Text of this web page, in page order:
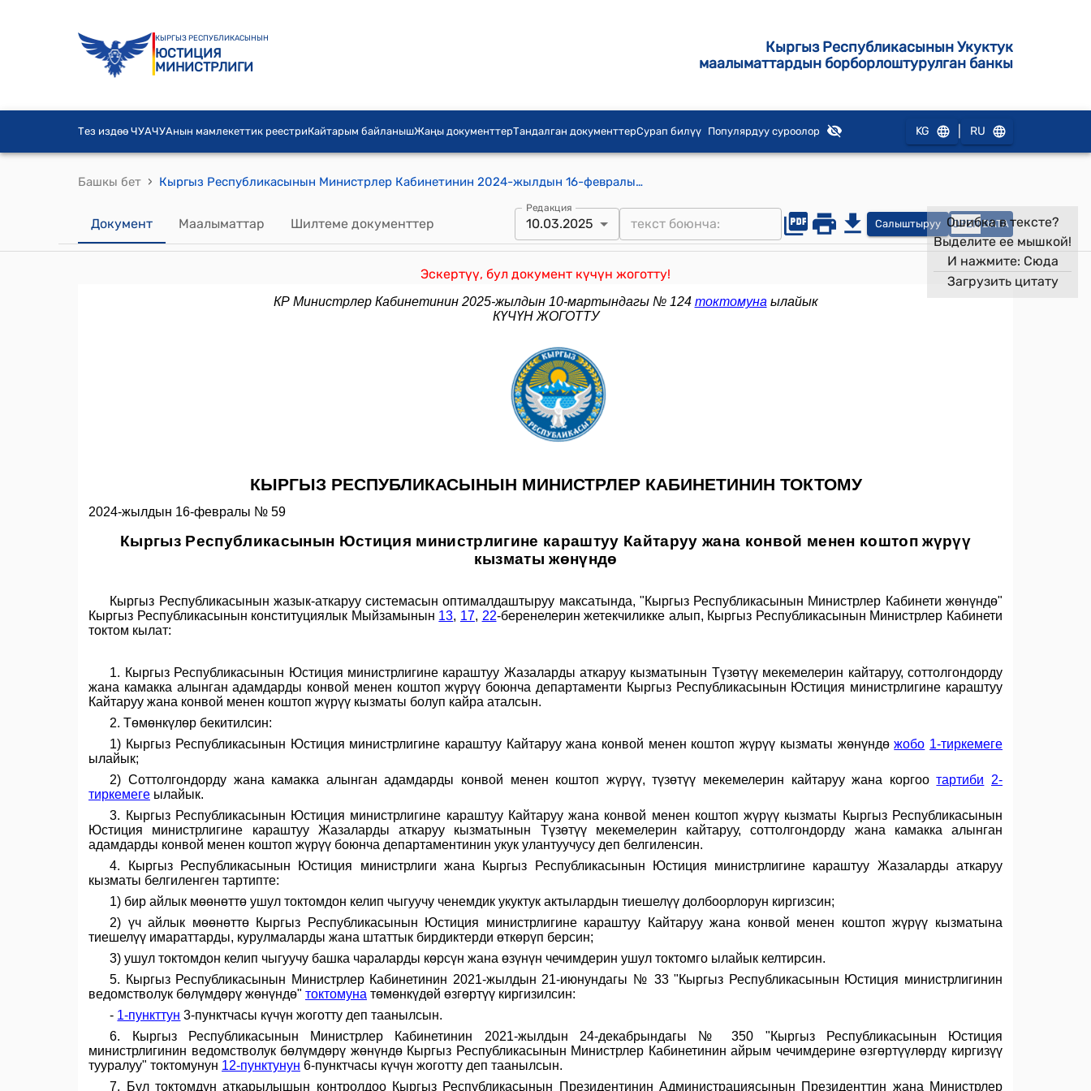
КЫРГЫЗ РЕСПУБЛИКАСЫНЫН
ЮСТИЦИЯ
МИНИСТРЛИГИ
Кыргыз Республикасынын Укуктук
маалыматтардын борборлоштурулган банкы
Тез издөө ЧУАЧУАнын мамлекеттик реестриКайтарым байланышЖаңы документтерТандалган документтерСурап билүү Популярдуу суроолор KG RU
Башкы бет › Кыргыз Республикасынын Министрлер Кабинетинин 2024-жылдын 16-февралындагы № 59 "Кыргыз Республикасынын Юстиция министрлигине караштуу Кайтаруу жана конвой менен коштоп жүрүү кызматы жөнүндө" токтому
Документ Маалыматтар Шилтеме документтер
Редакция
10.03.2025 Салыштыруу OPEN DATA
Эскертүү, бул документ күчүн жоготту!
Ошибка в тексте?
Выделите ее мышкой!
И нажмите: Сюда
Загрузить цитату